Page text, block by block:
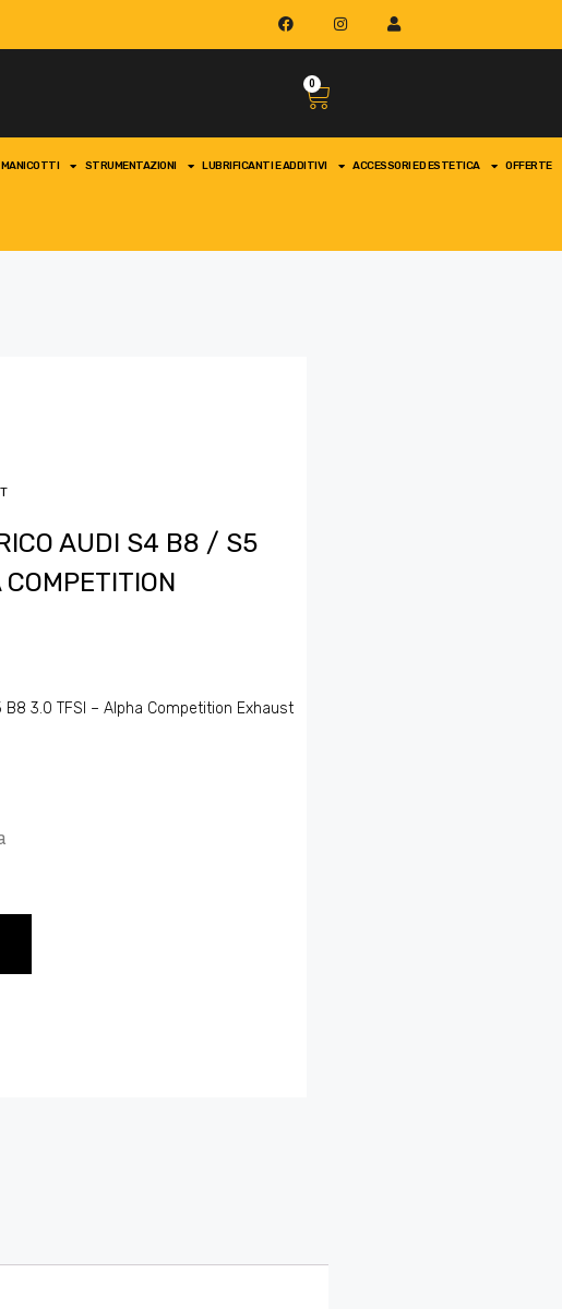
0
MANICOTTI STRUMENTAZIONI LUBRIFICANTI E ADDITIVI ACCESSORI ED ESTETICA OFFERTE
AUDI S4 B8 / S5
3.0 TFSI – Alpha Competition Exhaust